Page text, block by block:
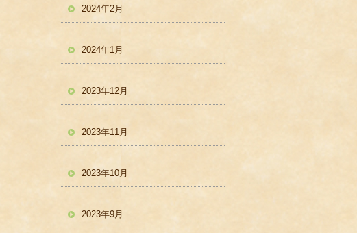
2024年2月
2024年1月
2023年12月
2023年11月
2023年10月
2023年9月